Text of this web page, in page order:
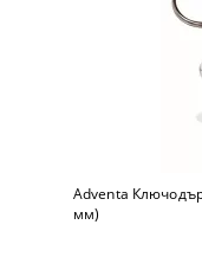
Adventa
мм)